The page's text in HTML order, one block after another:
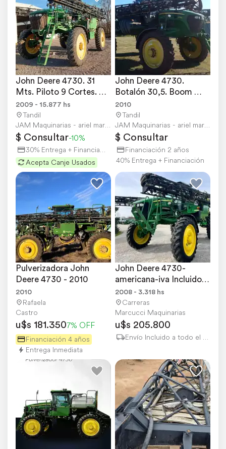
John Deere 4730. 31
Mts. Piloto 9 Cortes.
ROD 380. 15877 Hs
2009 - 15.877 hs
Tandil
JAM Maquinarias - ariel martinez
$ Consultar-10%
30% Entrega + Financiación
Acepta Canje Usados
John Deere 4730.
Botalón 30,5. Boom
Track Piloto 9 Cortes
2010
Tandil
JAM Maquinarias - ariel martinez
$ Consultar
Financiación 2 años
40% Entrega + Financiación
Pulverizadora John
Deere 4730 - 2010
2010
Rafaela
Castro
u$s 181.3507% OFF
Financiación 4 años
Entrega Inmediata
John Deere 4730-
americana-iva Incluido.
Oportunidad
2008 - 3.318 hs
Carreras
Marcucci Maquinarias
u$s 205.800
Envío Incluido a todo el país